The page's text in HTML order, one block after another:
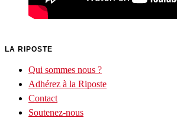
LA RIPOSTE
Qui sommes nous ?
Adhérez à la Riposte
Contact
Soutenez-nous